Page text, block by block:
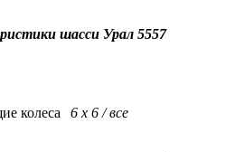
шасси Урал 5557
колеса 6 х 6 / все